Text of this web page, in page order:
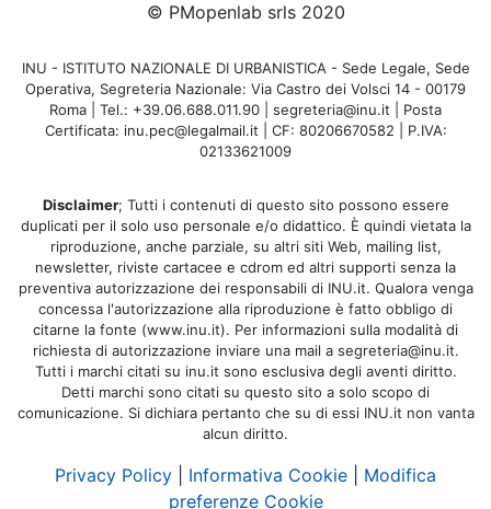
© PMopenlab srls 2020
INU - ISTITUTO NAZIONALE DI URBANISTICA - Sede Legale, Sede
Operativa, Segreteria Nazionale: Via Castro dei Volsci 14 - 00179
Roma | Tel.: +39.06.688.011.90 | segreteria@inu.it | Posta
Certificata: inu.pec@legalmail.it | CF: 80206670582 | P.IVA:
02133621009
Disclaimer; Tutti i contenuti di questo sito possono essere
duplicati per il solo uso personale e/o didattico. È quindi vietata la
riproduzione, anche parziale, su altri siti Web, mailing list,
newsletter, riviste cartacee e cdrom ed altri supporti senza la
preventiva autorizzazione dei responsabili di INU.it. Qualora venga
concessa l'autorizzazione alla riproduzione è fatto obbligo di
citarne la fonte (www.inu.it). Per informazioni sulla modalità di
richiesta di autorizzazione inviare una mail a segreteria@inu.it.
Tutti i marchi citati su inu.it sono esclusiva degli aventi diritto.
Detti marchi sono citati su questo sito a solo scopo di
comunicazione. Si dichiara pertanto che su di essi INU.it non vanta
alcun diritto.
Privacy Policy Informativa Cookie
Modifica
preferenze Cookie